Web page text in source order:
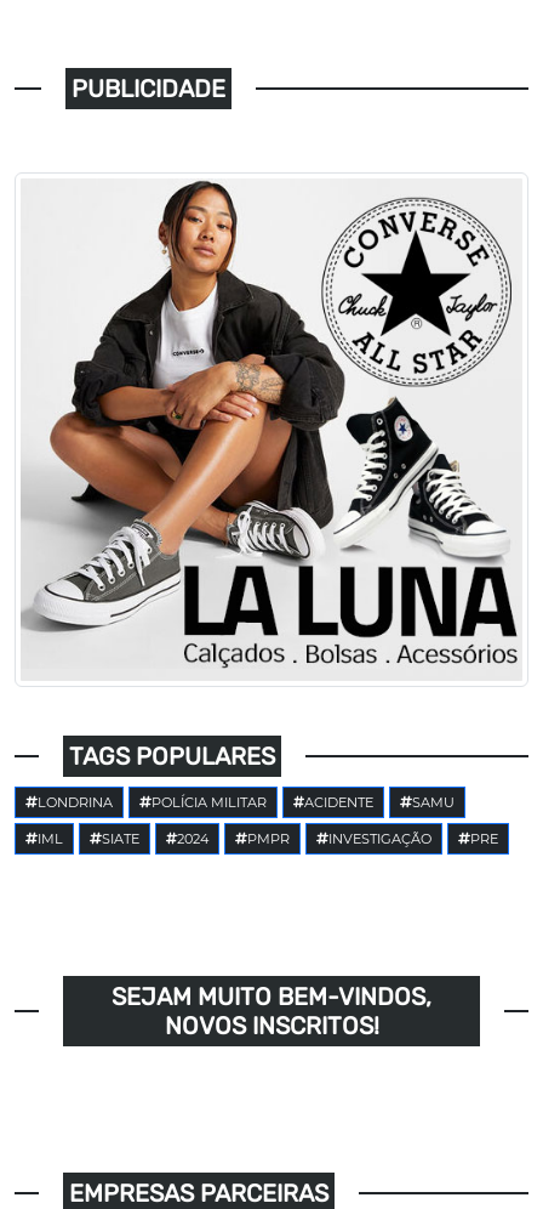
PUBLICIDADE
TAGS POPULARES
LONDRINA POLÍCIA MILITAR ACIDENTE SAMU
IML SIATE 2024 PMPR INVESTIGAÇÃO PRE
SEJAM MUITO BEM-VINDOS,
NOVOS INSCRITOS!
EMPRESAS PARCEIRAS